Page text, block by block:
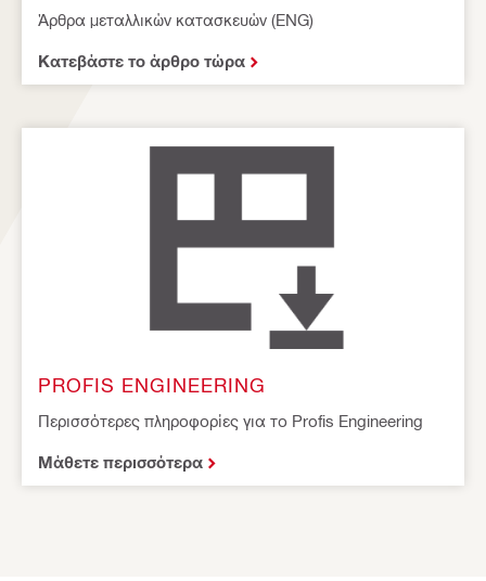
Άρθρα μεταλλικών κατασκευών (ENG)
Κατεβάστε το άρθρο τώρα
PROFIS ENGINEERING
Περισσότερες πληροφορίες για το Profis Engineering
Μάθετε περισσότερα